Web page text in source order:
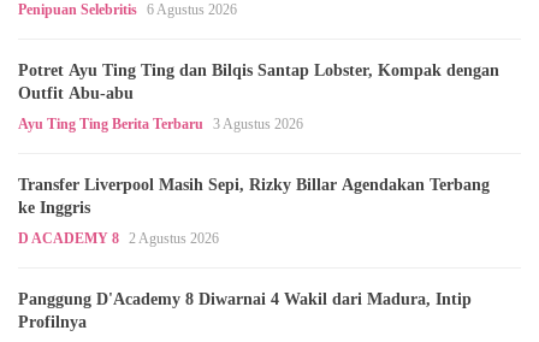
Penipuan Selebritis 6 Agustus 2026
Potret Ayu Ting Ting dan Bilqis Santap Lobster, Kompak dengan
Outfit Abu-abu
Ayu Ting Ting Berita Terbaru 3 Agustus 2026
Transfer Liverpool Masih Sepi, Rizky Billar Agendakan Terbang
ke Inggris
D ACADEMY 8 2 Agustus 2026
Panggung D'Academy 8 Diwarnai 4 Wakil dari Madura, Intip
Profilnya